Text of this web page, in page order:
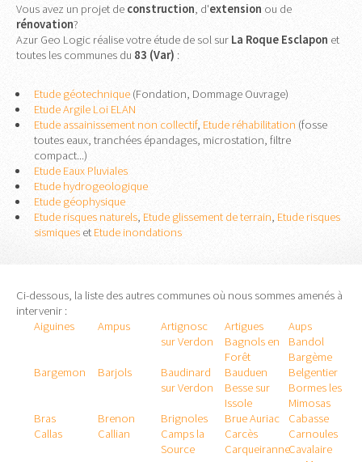
Vous avez un projet de construction , d'extension ou de
rénovation?
Azur Geo Logic réalise votre étude de sol sur La Roque Esclapon et
toutes les communes du 83 (Var) :
Etude géotechnique(Fondation, Dommage Ouvrage)
Etude Argile Loi ELAN
Etude assainissement non collectif, Etude réhabilitation (fosse
toutes eaux, tranchées épandages, microstation, filtre
compact...)
Etude Eaux Pluviales
Etude hydrogeologique
Etude géophysique
Etude risques naturels, Etude glissement de terrain, Etude risques
sismiqueset Etude inondations
Ci-dessous, la liste des autres communes où nous sommes amenés à
intervenir :
Aiguines
Ampus
Artignosc
sur Verdon
Artigues
Aups
Bagnols en
Forêt
Bandol
Bargème
Bargemon
Barjols
Baudinard
sur Verdon
Bauduen
Belgentier
Besse sur
Issole
Bormes les
Mimosas
Bras
Brenon Brignoles Brue Auriac
Cabasse
Callas
Callian
Camps la
Source
Carcès
Carnoules
CarqueiranneCavalaire